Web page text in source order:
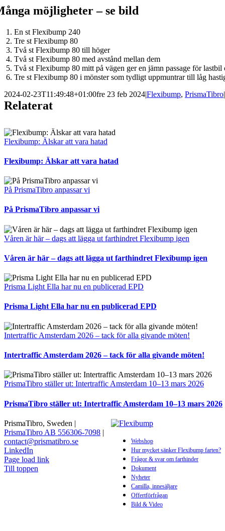
möjligheter – se bild
En st Flexibump 240
Tre st Flexibump 80
Två st Flexibump 80 till höger
Två st Flexibump 80 med avstånd mellan dem
Två st Flexibump 80 mitt på vägen ger en jämn passage för lastbil
Tre st Flexibump 80 i mönster som tydligt uppmuntrar till låg
2024-02-23T11:49:48+01:00fre 23 feb 2024|Flexibump, PrismaTibro|
Relaterat
Flexibump: Älskar att vara hatad
Flexibump: Älskar att vara hatad
På PrismaTibro anpassar vi
På PrismaTibro anpassar vi
Våren är här – dags att lägga ut farthindret Flexibump igen
Våren är här – dags att lägga ut farthindret Flexibump igen
Prisma Light Ella har nu en publicerad EPD
Prisma Light Ella har nu en publicerad EPD
Intertraffic Amsterdam 2026 – tack för alla givande möten!
Intertraffic Amsterdam 2026 – tack för alla givande möten!
PrismaTibro ställer ut: Intertraffic Amsterdam 10–13 mars 2026
PrismaTibro ställer ut: Intertraffic Amsterdam 10–13 mars 2026
Webshop
Hur mycket sänker Flexibump farten?
Frågor & svar om farthinder
Dokument
Nyheter
Camilla, innesäljare
Offertförfrågan
Bild & Video
PrismaTibro, Sweden |
PrismaTibro AB 556306-7098 |
contact@prismatibro.se
LinkedIn
Page load link
Till toppen